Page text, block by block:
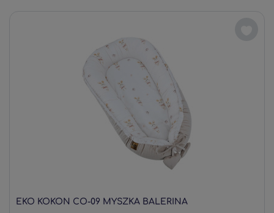
EKO KOKON CO-09 MYSZKA BALERINA